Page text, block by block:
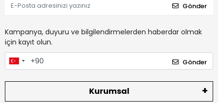
Gönder
Kampanya, duyuru ve bilgilendirmelerden haberdar olmak
için kayıt olun.
Gönder
Kurumsal